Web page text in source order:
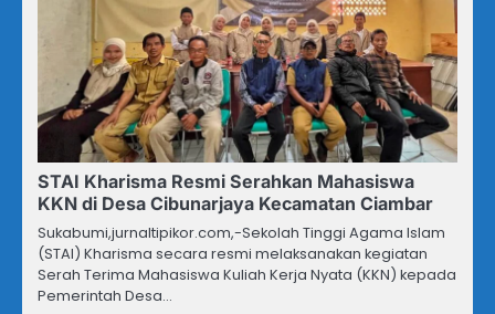
STAI Kharisma Resmi Serahkan Mahasiswa
KKN di Desa Cibunarjaya Kecamatan Ciambar
Sukabumi,jurnaltipikor.com,-Sekolah Tinggi Agama Islam
(STAI) Kharisma secara resmi melaksanakan kegiatan
Serah Terima Mahasiswa Kuliah Kerja Nyata (KKN) kepada
Pemerintah Desa…